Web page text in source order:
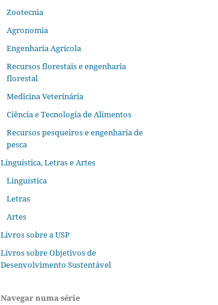
Zootecnia
Agronomia
Engenharia Agrícola
Recursos florestais e engenharia
florestal
Medicina Veterinária
Ciência e Tecnologia de Alimentos
Recursos pesqueiros e engenharia de
pesca
Linguística, Letras e Artes
Linguística
Letras
Artes
Livros sobre a USP
Livros sobre Objetivos de
Desenvolvimento Sustentável
Navegar numa série